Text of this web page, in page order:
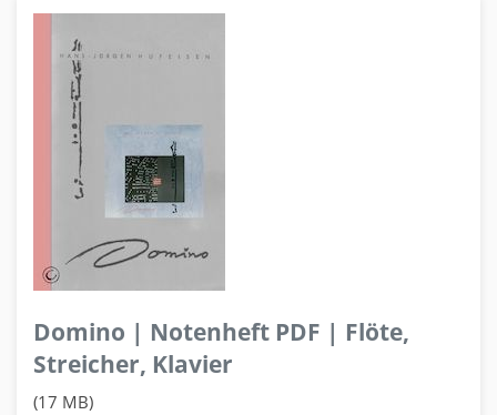
Domino | Notenheft PDF | Flöte,
Streicher, Klavier
(17 MB)